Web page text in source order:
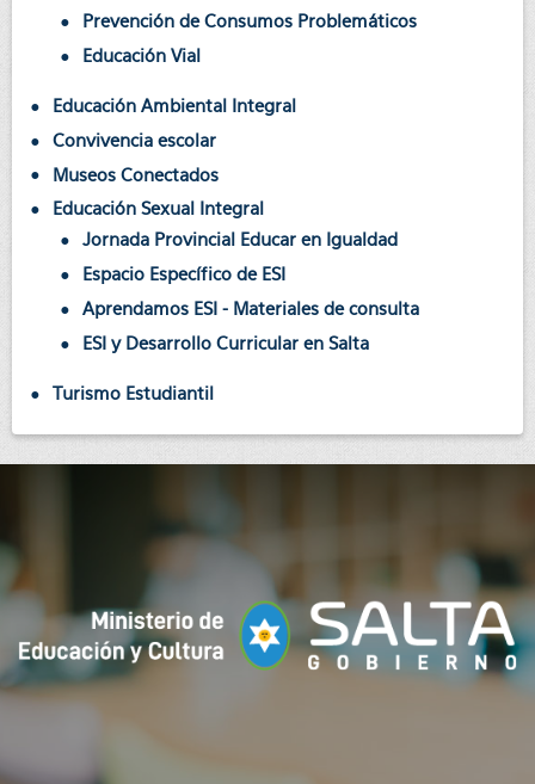
Prevención de Consumos Problemáticos
Educación Vial
Educación Ambiental Integral
Convivencia escolar
Museos Conectados
Educación Sexual Integral
Jornada Provincial Educar en Igualdad
Espacio Específico de ESI
Aprendamos ESI - Materiales de consulta
ESI y Desarrollo Curricular en Salta
Turismo Estudiantil